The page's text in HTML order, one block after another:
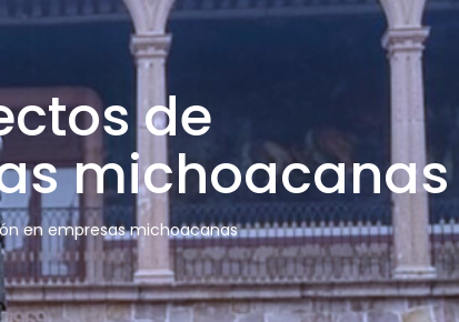
de
michoacanas
en empresas michoacanas